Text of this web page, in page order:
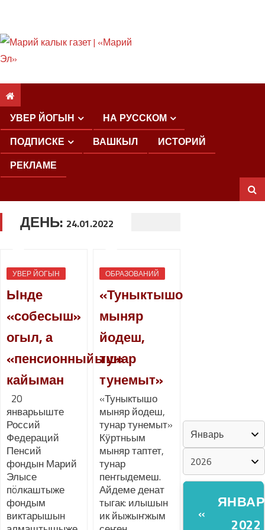
УВЕР ЙОГЫН
НА РУССКОМ
ПОДПИСКЕ
ВАШКЫЛ
ИСТОРИЙ
РЕКЛАМЕ
ДЕНЬ: 24.01.2022
УВЕР ЙОГЫН
Ынде
«собесыш»
огыл, а
«пенсионныйыш»
кайыман
20
январьыште
Россий
Федераций
Пенсий
фондын Марий
Элысе
пöлкаштыже
фондым
виктарышын
ОБРАЗОВАНИЙ
«Туныктышо
мыняр
йодеш,
тунар
тунемыт»
«Туныктышо
мыняр йодеш,
тунар тунемыт»
Кӱртньым
мыняр таптет,
тунар
пеҥгыдемеш.
Айдеме денат
тыгак: илышын
ик йыжыҥжым
«
2022